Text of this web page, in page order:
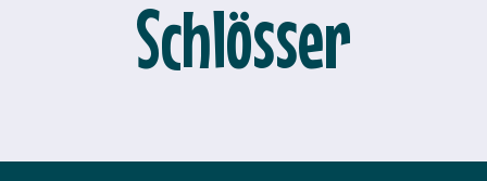
Schlösser